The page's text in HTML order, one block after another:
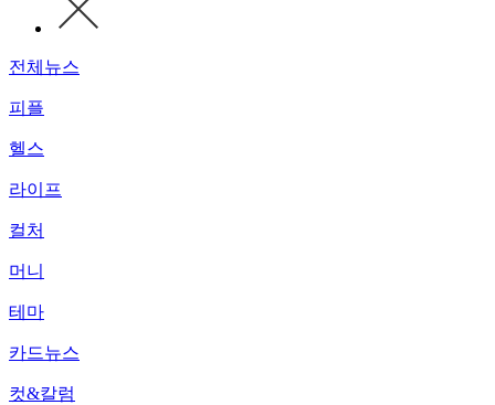
전체뉴스
피플
헬스
라이프
컬처
머니
테마
카드뉴스
컷&칼럼